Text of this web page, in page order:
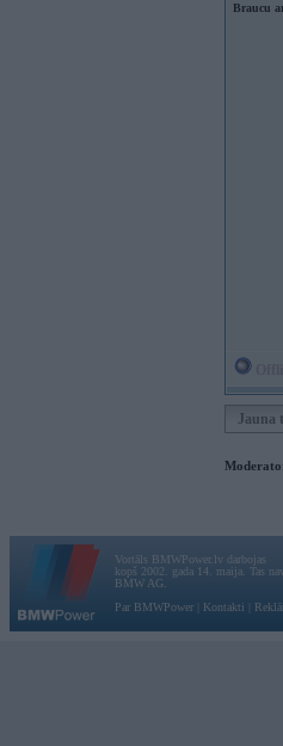
Braucu
Jauna
Vortāls BMWPower.lv darbojas
kopš 2002. gada 14. maija. Tas
BMW AG.
Par BMWPower
Kontakti